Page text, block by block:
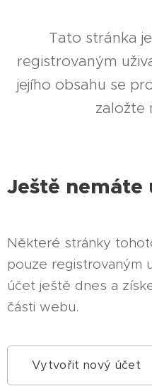
Tato stránka
registrovaným
jejího obsahu se
založte
Ještě nemáte
Některé stránky
pouze registrovaným
účet ještě dnes a
části webu.
Vytvořit nový účet